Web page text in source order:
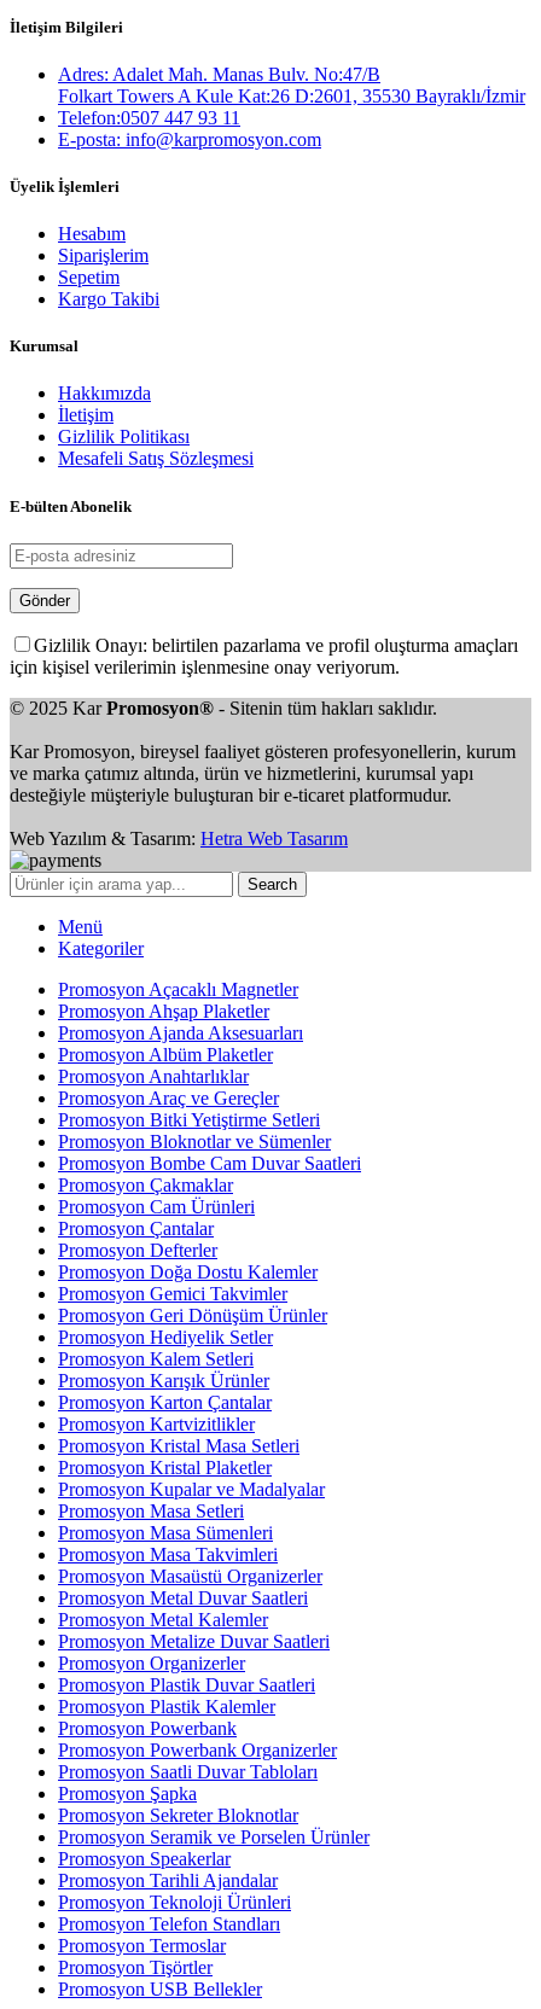
İletişim Bilgileri
Adres: Adalet Mah. Manas Bulv. No:47/B
Folkart Towers A Kule Kat:26 D:2601, 35530 Bayraklı/İzmir
Telefon:0507 447 93 11
E-posta: info@karpromosyon.com
Üyelik İşlemleri
Hesabım
Siparişlerim
Sepetim
Kargo Takibi
Kurumsal
Hakkımızda
İletişim
Gizlilik Politikası
Mesafeli Satış Sözleşmesi
E-bülten Abonelik
Gizlilik Onayı: belirtilen pazarlama ve profil oluşturma amaçları
için kişisel verilerimin işlenmesine onay veriyorum.
© 2025 KarPromosyon® - Sitenin tüm hakları saklıdır.
Kar Promosyon, bireysel faaliyet gösteren profesyonellerin, kurum
ve marka çatımız altında, ürün ve hizmetlerini, kurumsal yapı
desteğiyle müşteriyle buluşturan bir e-ticaret platformudur.
Web Yazılım & Tasarım: Hetra Web Tasarım
Search
Menü
Kategoriler
Promosyon Açacaklı Magnetler
Promosyon Ahşap Plaketler
Promosyon Ajanda Aksesuarları
Promosyon Albüm Plaketler
Promosyon Anahtarlıklar
Promosyon Araç ve Gereçler
Promosyon Bitki Yetiştirme Setleri
Promosyon Bloknotlar ve Sümenler
Promosyon Bombe Cam Duvar Saatleri
Promosyon Çakmaklar
Promosyon Cam Ürünleri
Promosyon Çantalar
Promosyon Defterler
Promosyon Doğa Dostu Kalemler
Promosyon Gemici Takvimler
Promosyon Geri Dönüşüm Ürünler
Promosyon Hediyelik Setler
Promosyon Kalem Setleri
Promosyon Karışık Ürünler
Promosyon Karton Çantalar
Promosyon Kartvizitlikler
Promosyon Kristal Masa Setleri
Promosyon Kristal Plaketler
Promosyon Kupalar ve Madalyalar
Promosyon Masa Setleri
Promosyon Masa Sümenleri
Promosyon Masa Takvimleri
Promosyon Masaüstü Organizerler
Promosyon Metal Duvar Saatleri
Promosyon Metal Kalemler
Promosyon Metalize Duvar Saatleri
Promosyon Organizerler
Promosyon Plastik Duvar Saatleri
Promosyon Plastik Kalemler
Promosyon Powerbank
Promosyon Powerbank Organizerler
Promosyon Saatli Duvar Tabloları
Promosyon Şapka
Promosyon Sekreter Bloknotlar
Promosyon Seramik ve Porselen Ürünler
Promosyon Speakerlar
Promosyon Tarihli Ajandalar
Promosyon Teknoloji Ürünleri
Promosyon Telefon Standları
Promosyon Termoslar
Promosyon Tişörtler
Promosyon USB Bellekler